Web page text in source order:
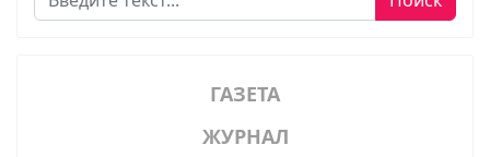
ГАЗЕТА
ЖУРНАЛ